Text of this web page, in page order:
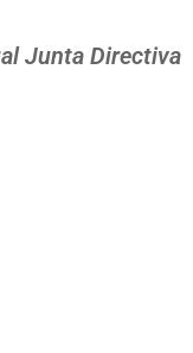
Junta Directiva